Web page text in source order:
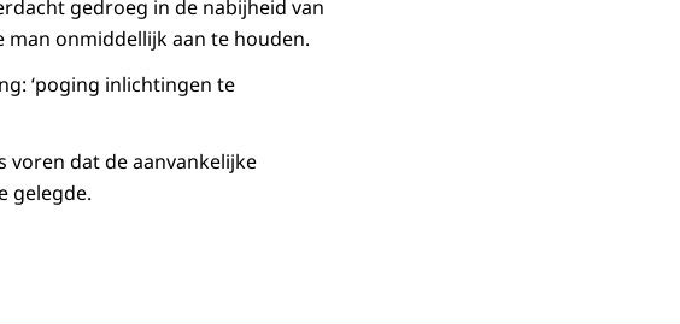
gedroeg in de nabijheid van
man onmiddellijk aan te houden.
‘poging inlichtingen te
voren dat de aanvankelijke
gelegde.